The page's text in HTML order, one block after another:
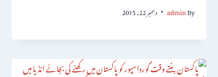
By
admin دسمبر 22, 2015